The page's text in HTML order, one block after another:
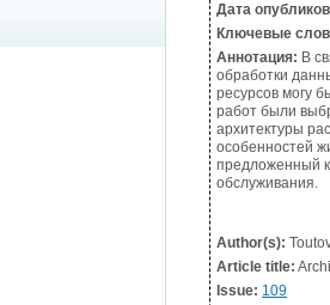
Дата
Ключевые
Аннотация: В
обработки
ресурсов могу
работ были
архитектуры
особенностей
предложенный
обслуживания.
Author(s):
Article title:
Issue: 109